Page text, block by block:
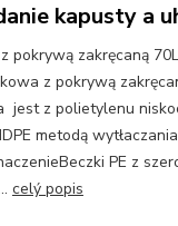
kapusty a
pokrywą zakręcaną
z pokrywą
jest z polietylenu
metodą
PE z
celý popis